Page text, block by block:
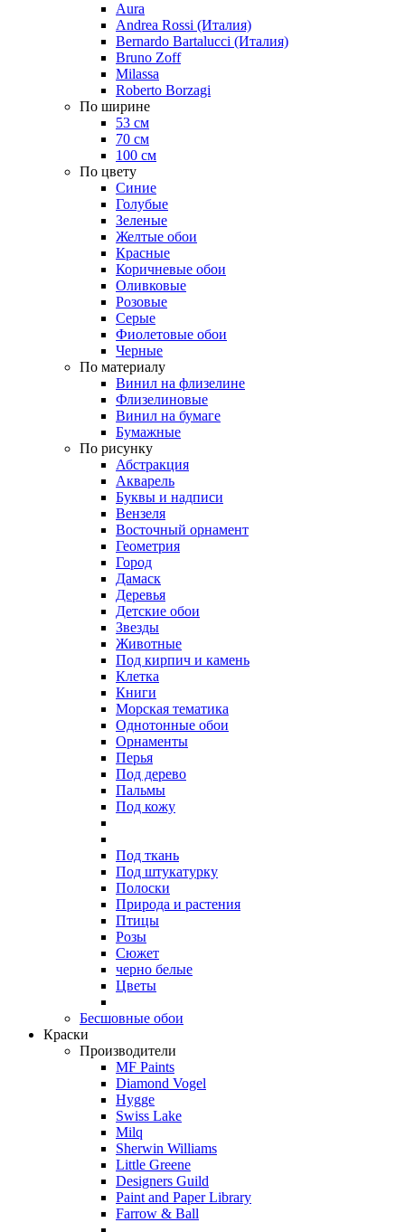
Aura
Andrea Rossi (Италия)
Bernardo Bartalucci (Италия)
Bruno Zoff
Milassa
Roberto Borzagi
По ширине
53 см
70 см
100 см
По цвету
Синие
Голубые
Зеленые
Желтые обои
Красные
Коричневые обои
Оливковые
Розовые
Серые
Фиолетовые обои
Черные
По материалу
Винил на флизелине
Флизелиновые
Винил на бумаге
Бумажные
По рисунку
Абстракция
Акварель
Буквы и надписи
Вензеля
Восточный орнамент
Геометрия
Город
Дамаск
Деревья
Детские обои
Звезды
Животные
Под кирпич и камень
Клетка
Книги
Морская тематика
Однотонные обои
Орнаменты
Перья
Под дерево
Пальмы
Под кожу
Под ткань
Под штукатурку
Полоски
Природа и растения
Птицы
Розы
Сюжет
черно белые
Цветы
Бесшовные обои
Краски
Производители
MF Paints
Diamond Vogel
Hygge
Swiss Lake
Milq
Sherwin Williams
Little Greene
Designers Guild
Paint and Paper Library
Farrow & Ball